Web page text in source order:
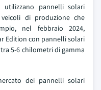
pannelli solari
di produzione che
nel febbraio 2024,
Edition con pannelli solari
5-6 chilometri di gamma
dei pannelli solari